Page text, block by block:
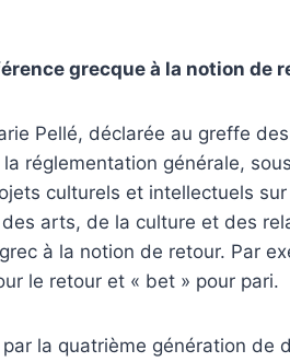
grecque à la notion de
Pellé, déclarée au greffe
réglementation générale,
culturels et intellectuels
arts, de la culture et des
à la notion de retour. Par
le retour et « bet » pour pari.
la quatrième génération de